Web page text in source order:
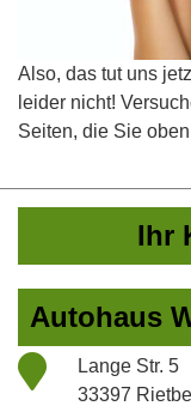
Also, das tut uns
leider nicht!
Seiten, die Sie
Ihr
Autohaus
Lange Str. 5
33397